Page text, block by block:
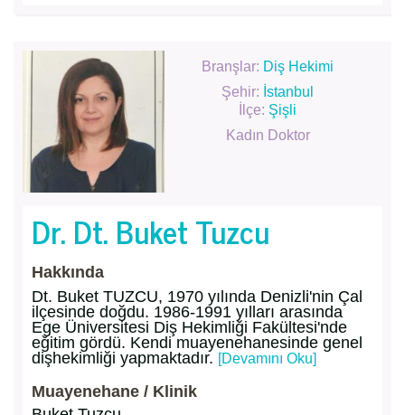
Branşlar: Diş Hekimi
Şehir: İstanbul
İlçe: Şişli
Kadın Doktor
Dr. Dt. Buket Tuzcu
Hakkında
Dt. Buket TUZCU, 1970 yılında Denizli'nin Çal
ilçesinde doğdu. 1986-1991 yılları arasında
Ege Üniversitesi Diş Hekimliği Fakültesi'nde
eğitim gördü. Kendi muayenehanesinde genel
dişhekimliği yapmaktadır. [Devamını Oku]
Muayenehane / Klinik